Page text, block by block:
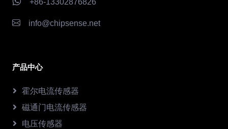
+86-13302876826
info@chipsense.net
产品中心
霍尔电流传感器
磁通门电流传感器
电压传感器